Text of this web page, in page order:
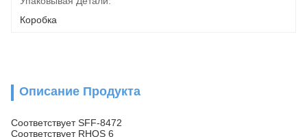
Коробка
Описание Продукта
Соответствует SFF-8472
Соответствует RHOS 6